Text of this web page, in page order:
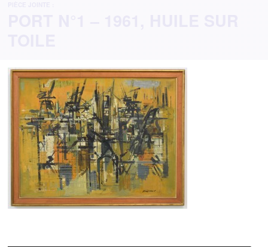
PIÈCE JOINTE :
PORT N°1 – 1961, HUILE SUR
TOILE